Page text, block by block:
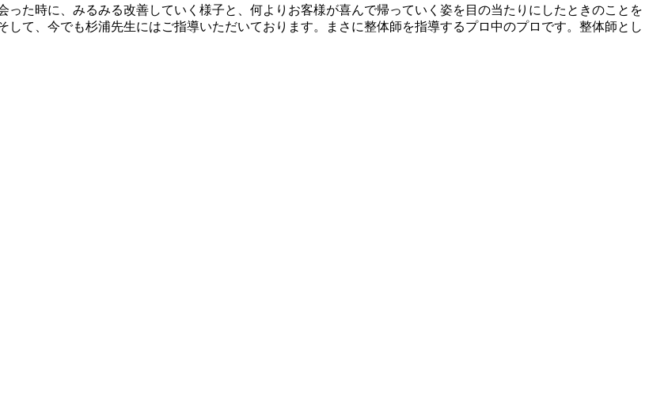
た時に、みるみる改善していく様子と、何よりお客様が喜んで帰っていく姿を目の当たりにしたときのことを
て、今でも杉浦先生にはご指導いただいております。まさに整体師を指導するプロ中のプロです。整体師とし